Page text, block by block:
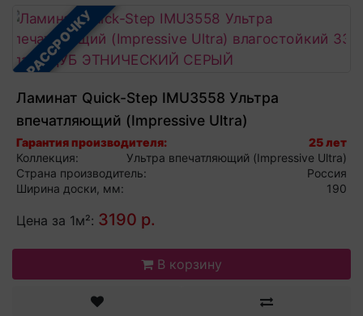
В РАССРОЧКУ
Ламинат Quick-Step IMU3558 Ультра
впечатляющий (Impressive Ultra)
влагостойкий 33 класс ДУБ ЭТНИЧЕСКИЙ
СЕРЫЙ
Гарантия производителя:
25 лет
Коллекция:
Ультра впечатляющий (Impressive Ultra)
Страна производитель:
Россия
Ширина доски, мм:
190
Цена за 1м²: 3190 р.
В корзину